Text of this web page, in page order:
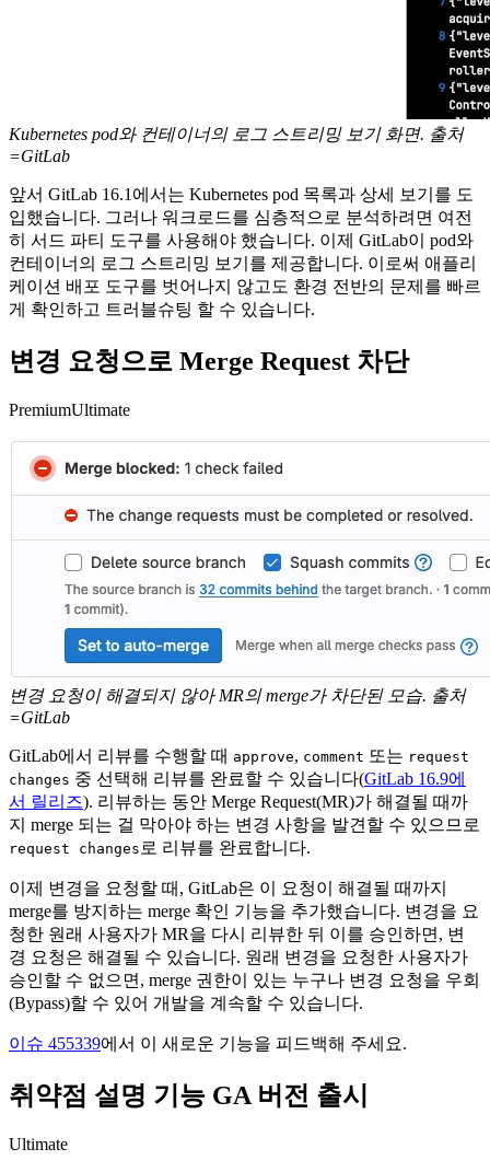
Kubernetes pod와 컨테이너의 로그 스트리밍 보기 화면. 출처
=GitLab
앞서 GitLab 16.1에서는 Kubernetes pod 목록과 상세 보기를 도
입했습니다. 그러나 워크로드를 심층적으로 분석하려면 여전
히 서드 파티 도구를 사용해야 했습니다. 이제 GitLab이 pod와
컨테이너의 로그 스트리밍 보기를 제공합니다. 이로써 애플리
케이션 배포 도구를 벗어나지 않고도 환경 전반의 문제를 빠르
게 확인하고 트러블슈팅 할 수 있습니다.
변경 요청으로 Merge Request 차단
PremiumUltimate
변경 요청이 해결되지 않아 MR의 merge가 차단된 모습. 출처
=GitLab
GitLab에서 리뷰를 수행할 때 approve, comment 또는 request
changes 중 선택해 리뷰를 완료할 수 있습니다(GitLab 16.9에
서 릴리즈). 리뷰하는 동안 Merge Request(MR)가 해결될 때까
지 merge 되는 걸 막아야 하는 변경 사항을 발견할 수 있으므로
request changes 로 리뷰를 완료합니다.
이제 변경을 요청할 때, GitLab은 이 요청이 해결될 때까지
merge를 방지하는 merge 확인 기능을 추가했습니다. 변경을 요
청한 원래 사용자가 MR을 다시 리뷰한 뒤 이를 승인하면, 변
경 요청은 해결될 수 있습니다. 원래 변경을 요청한 사용자가
승인할 수 없으면, merge 권한이 있는 누구나 변경 요청을 우회
(Bypass)할 수 있어 개발을 계속할 수 있습니다.
이슈 455339에서 이 새로운 기능을 피드백해 주세요.
취약점 설명 기능 GA 버전 출시
Ultimate